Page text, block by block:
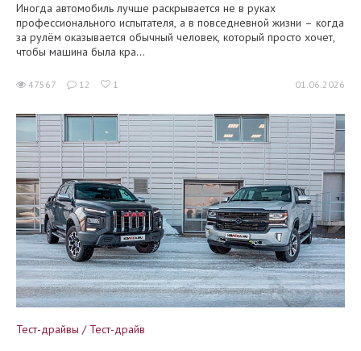
Иногда автомобиль лучше раскрывается не в руках
профессионального испытателя, а в повседневной жизни – когда
за рулём оказывается обычный человек, который просто хочет,
чтобы машина была кра...
47567 12 1 01.06.2026
Тест-драйвы / Тест-драйв